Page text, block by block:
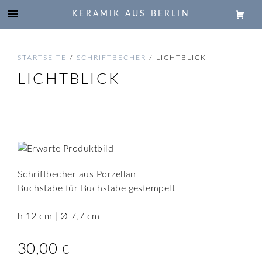
KERAMIK AUS BERLIN
STARTSEITE / SCHRIFTBECHER / LICHTBLICK
LICHTBLICK
Schriftbecher aus Porzellan
Buchstabe für Buchstabe gestempelt
h 12 cm | Ø 7,7 cm
30,00 €